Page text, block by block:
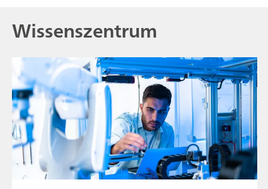
Wissenszentrum